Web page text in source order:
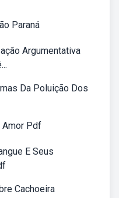
Paraná
Argumentativa
Da Poluição Dos
Amor Pdf
E Seus
Cachoeira